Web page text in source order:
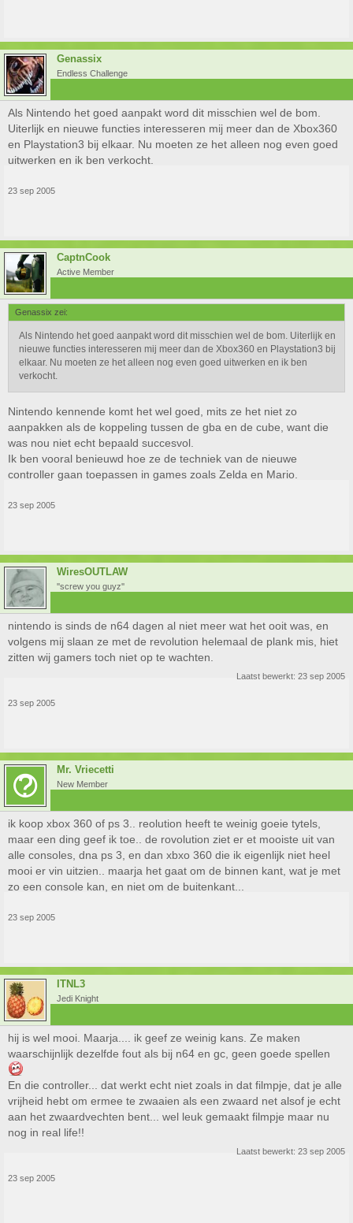
Genassix
Endless Challenge
Als Nintendo het goed aanpakt word dit misschien wel de bom.
Uiterlijk en nieuwe functies interesseren mij meer dan de Xbox360
en Playstation3 bij elkaar. Nu moeten ze het alleen nog even goed
uitwerken en ik ben verkocht.
23 sep 2005
CaptnCook
Active Member
Genassix zei:
Als Nintendo het goed aanpakt word dit misschien wel de bom. Uiterlijk en
nieuwe functies interesseren mij meer dan de Xbox360 en Playstation3 bij
elkaar. Nu moeten ze het alleen nog even goed uitwerken en ik ben
verkocht.
Nintendo kennende komt het wel goed, mits ze het niet zo
aanpakken als de koppeling tussen de gba en de cube, want die
was nou niet echt bepaald succesvol.
Ik ben vooral benieuwd hoe ze de techniek van de nieuwe
controller gaan toepassen in games zoals Zelda en Mario.
23 sep 2005
WiresOUTLAW
''screw you guyz''
nintendo is sinds de n64 dagen al niet meer wat het ooit was, en
volgens mij slaan ze met de revolution helemaal de plank mis, hiet
zitten wij gamers toch niet op te wachten.
Laatst bewerkt: 23 sep 2005
23 sep 2005
Mr. Vriecetti
New Member
ik koop xbox 360 of ps 3.. reolution heeft te weinig goeie tytels,
maar een ding geef ik toe.. de rovolution ziet er et mooiste uit van
alle consoles, dna ps 3, en dan xbxo 360 die ik eigenlijk niet heel
mooi er vin uitzien.. maarja het gaat om de binnen kant, wat je met
zo een console kan, en niet om de buitenkant...
23 sep 2005
ITNL3
Jedi Knight
hij is wel mooi. Maarja.... ik geef ze weinig kans. Ze maken
waarschijnlijk dezelfde fout als bij n64 en gc, geen goede spellen
En die controller... dat werkt echt niet zoals in dat filmpje, dat je alle
vrijheid hebt om ermee te zwaaien als een zwaard net alsof je echt
aan het zwaardvechten bent... wel leuk gemaakt filmpje maar nu
nog in real life!!
Laatst bewerkt: 23 sep 2005
23 sep 2005